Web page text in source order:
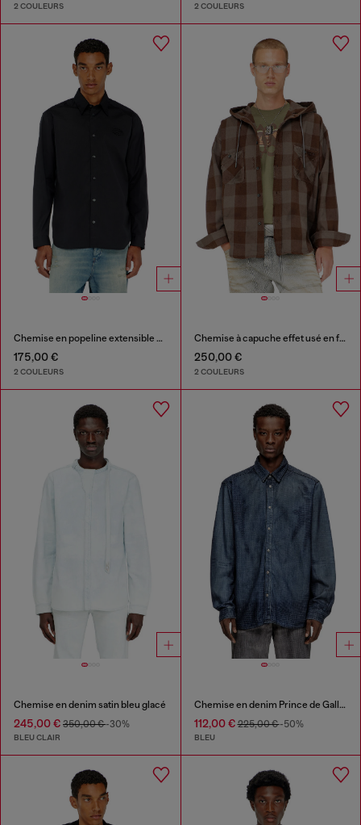
2 COULEURS 2 COULEURS
Chemise en popeline extensible avec broderie
175,00 €
2 COULEURS
Chemise à capuche effet usé en flanelle à carreaux
250,00 €
2 COULEURS
Chemise en denim satin bleu glacé
245,00 € 350,00 €-30%
BLEU CLAIR
Chemise en denim Prince de Galles fluide
112,00 €225,00 €-50%
BLEU